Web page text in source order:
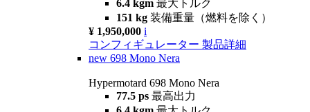
6.4 kgm 最大トルク
151 kg 装備重量（燃料を除く）
¥ 1,950,000 i
コンフィギュレーター 製品詳細
new 698 Mono Nera
Hypermotard 698 Mono Nera
77.5 ps 最高出力